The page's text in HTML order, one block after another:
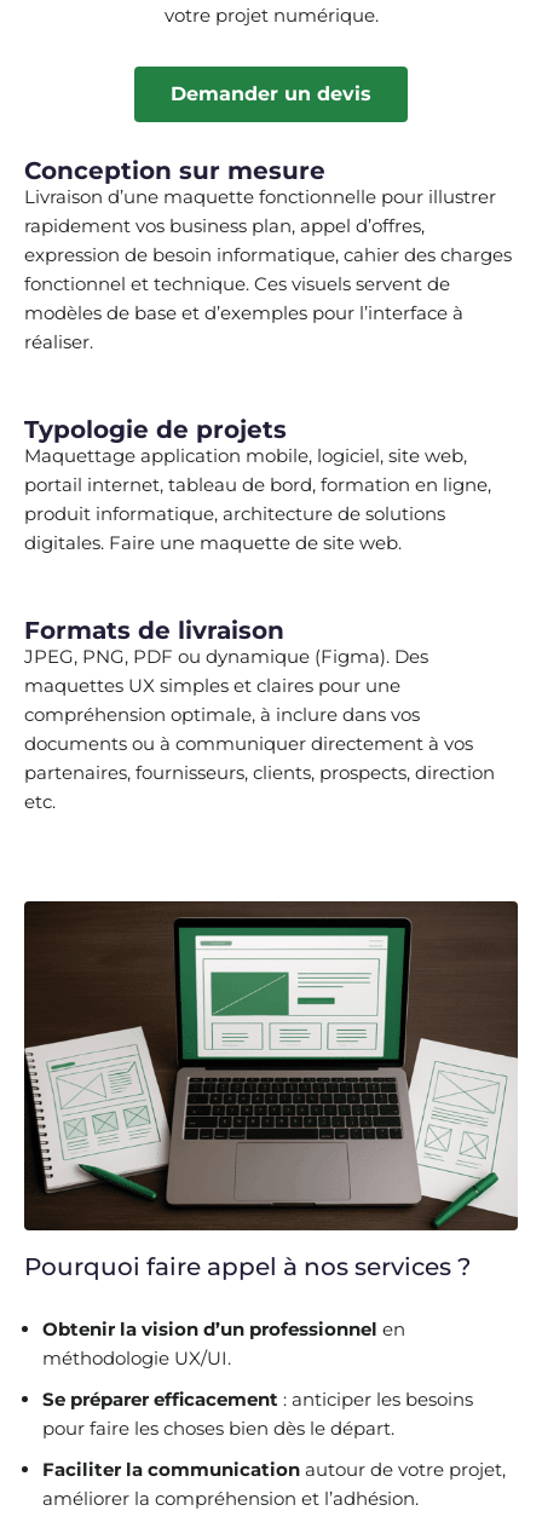
votre projet numérique.
Demander un devis
Conception sur mesure
Livraison d’une maquette fonctionnelle pour illustrer
rapidement vos business plan, appel d’offres,
expression de besoin informatique, cahier des charges
fonctionnel et technique. Ces visuels servent de
modèles de base et d’exemples pour l’interface à
réaliser.
Typologie de projets
Maquettage application mobile, logiciel, site web,
portail internet, tableau de bord, formation en ligne,
produit informatique, architecture de solutions
digitales. Faire une maquette de site web.
Formats de livraison
JPEG, PNG, PDF ou dynamique (Figma). Des
maquettes UX simples et claires pour une
compréhension optimale, à inclure dans vos
documents ou à communiquer directement à vos
partenaires, fournisseurs, clients, prospects, direction
etc.
Pourquoi faire appel à nos services ?
Obtenir la vision d’un professionnel en
méthodologie UX/UI.
Se préparer efficacement : anticiper les besoins
pour faire les choses bien dès le départ.
Faciliter la communication autour de votre projet,
améliorer la compréhension et l’adhésion.